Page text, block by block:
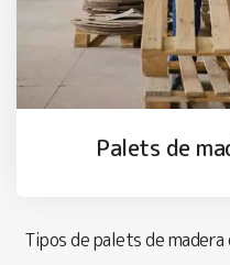
Palets de
Tipos de palets de